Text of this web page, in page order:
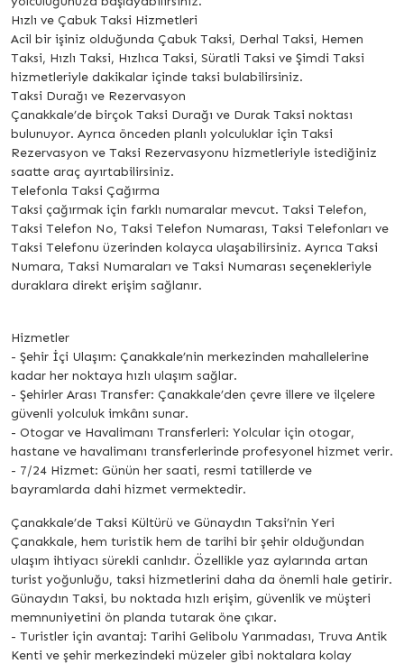
Hızlı ve Çabuk Taksi Hizmetleri
Acil bir işiniz olduğunda Çabuk Taksi, Derhal Taksi, Hemen
Taksi, Hızlı Taksi, Hızlıca Taksi, Süratli Taksi ve Şimdi Taksi
hizmetleriyle dakikalar içinde taksi bulabilirsiniz.
Taksi Durağı ve Rezervasyon
Çanakkale’de birçok Taksi Durağı ve Durak Taksi noktası
bulunuyor. Ayrıca önceden planlı yolculuklar için Taksi
Rezervasyon ve Taksi Rezervasyonu hizmetleriyle istediğiniz
saatte araç ayırtabilirsiniz.
Telefonla Taksi Çağırma
Taksi çağırmak için farklı numaralar mevcut. Taksi Telefon,
Taksi Telefon No, Taksi Telefon Numarası, Taksi Telefonları ve
Taksi Telefonu üzerinden kolayca ulaşabilirsiniz. Ayrıca Taksi
Numara, Taksi Numaraları ve Taksi Numarası seçenekleriyle
duraklara direkt erişim sağlanır.
Hizmetler
- Şehir İçi Ulaşım: Çanakkale’nin merkezinden mahallelerine
kadar her noktaya hızlı ulaşım sağlar.
- Şehirler Arası Transfer: Çanakkale’den çevre illere ve ilçelere
güvenli yolculuk imkânı sunar.
- Otogar ve Havalimanı Transferleri: Yolcular için otogar,
hastane ve havalimanı transferlerinde profesyonel hizmet verir.
- 7/24 Hizmet: Günün her saati, resmi tatillerde ve
bayramlarda dahi hizmet vermektedir.
Çanakkale’de Taksi Kültürü ve Günaydın Taksi’nin Yeri
Çanakkale, hem turistik hem de tarihi bir şehir olduğundan
ulaşım ihtiyacı sürekli canlıdır. Özellikle yaz aylarında artan
turist yoğunluğu, taksi hizmetlerini daha da önemli hale getirir.
Günaydın Taksi, bu noktada hızlı erişim, güvenlik ve müşteri
memnuniyetini ön planda tutarak öne çıkar.
- Turistler için avantaj: Tarihi Gelibolu Yarımadası, Truva Antik
Kenti ve şehir merkezindeki müzeler gibi noktalara kolay